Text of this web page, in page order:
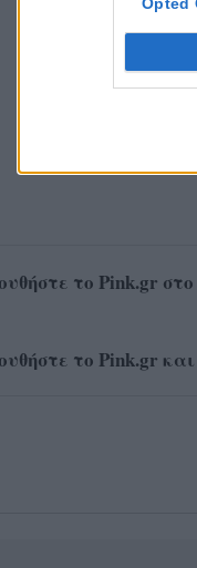
το Pink.gr στο
το Pink.gr